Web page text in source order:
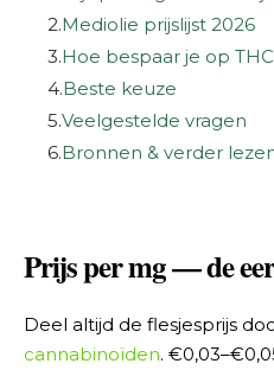
2.Mediolie prijslijst 2026
3.Hoe bespaar je op
4.Beste keuze
5.Veelgestelde vragen
6.Bronnen & verder
Prijs per mg — de
Deel altijd de flesjesprijs
cannabinoïden.